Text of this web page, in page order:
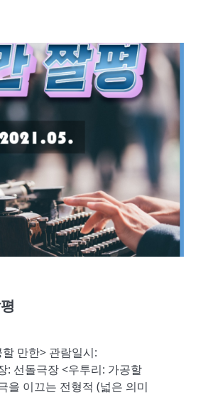
만한> 관람일시:
: 선돌극장 <우투리: 가공할
을 이끄는 전형적 (넓은 의미